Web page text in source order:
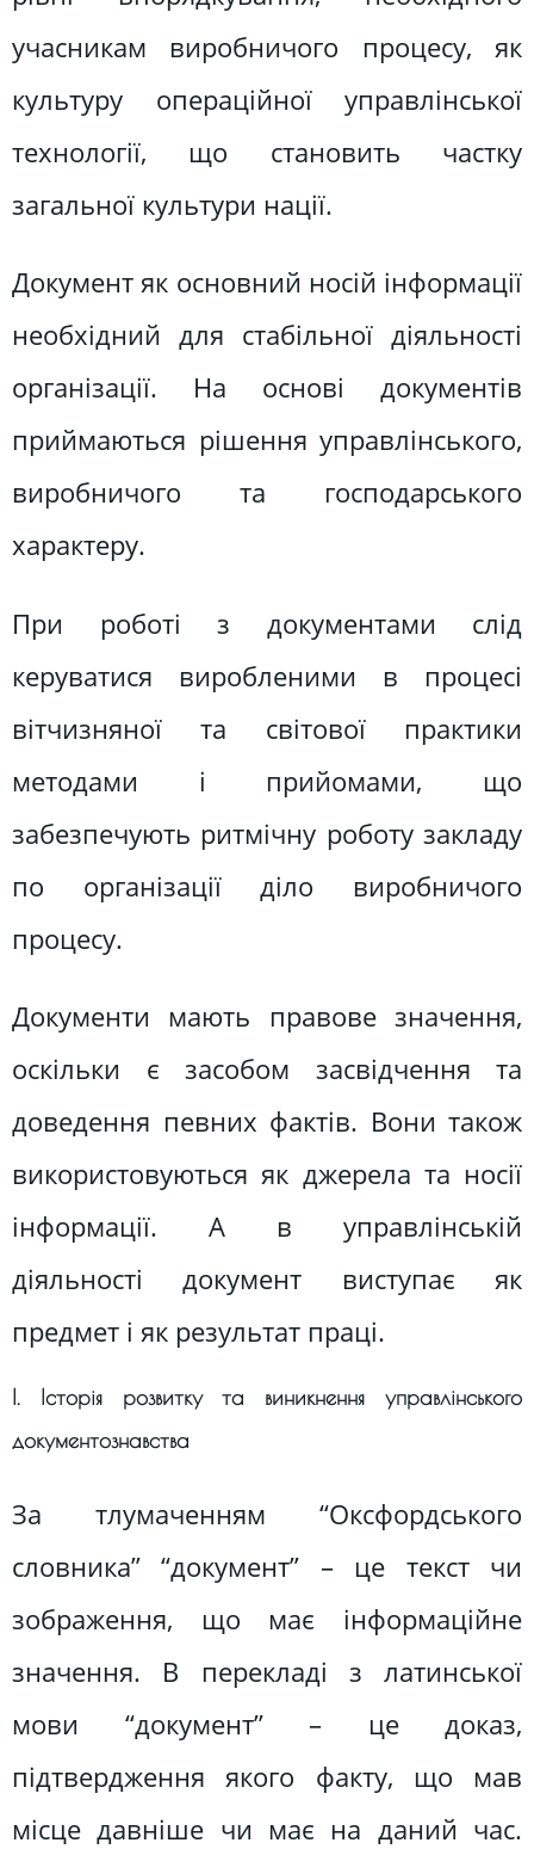
учасникам виробничого процесу, як
культуру операційної управлінської
технології, що становить частку
загальної культури нації.
Документ як основний носій інформації
необхідний для стабільної діяльності
організації. На основі документів
приймаються рішення управлінського,
виробничого та господарського
характеру.
При роботі з документами слід
керуватися виробленими в процесі
вітчизняної та світової практики
методами і прийомами, що
забезпечують ритмічну роботу закладу
по організації діло виробничого
процесу.
Документи мають правове значення,
оскільки є засобом засвідчення та
доведення певних фактів. Вони також
використовуються як джерела та носії
інформації. А в управлінській
діяльності документ виступає як
предмет і як результат праці.
І. Історія розвитку та виникнення управлінського
документознавства
За тлумаченням “Оксфордського
словника” “документ” – це текст чи
зображення, що має інформаційне
значення. В перекладі з латинської
мови “документ” – це доказ,
підтвердження якого факту, що мав
місце давніше чи має на даний час.